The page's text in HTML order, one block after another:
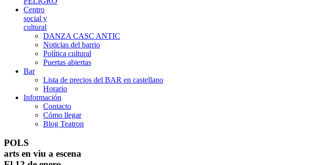
Centro
social y
cultural
DANZA CASC ANTIC
Noticias del barrio
Política cultural
Puertas abiertas
Bar
Lista de precios del BAR en castellano
Horario
Información
Contacto
Cómo llegar
Blog Teatron
POLS
arts en viu a escena